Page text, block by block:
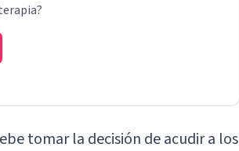
tomar la decisión de acudir a los